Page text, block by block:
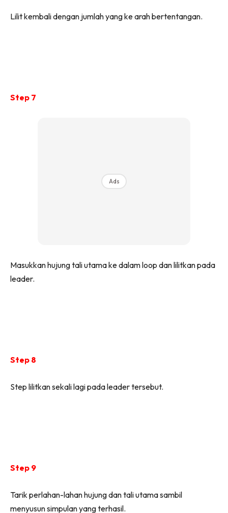
Lilit kembali dengan jumlah yang ke arah bertentangan.
Step 7
Ads
Masukkan hujung tali utama ke dalam loop dan lilitkan pada
leader.
Step 8
Step lilitkan sekali lagi pada leader tersebut.
Step 9
Tarik perlahan-lahan hujung dan tali utama sambil
menyusun simpulan yang terhasil.